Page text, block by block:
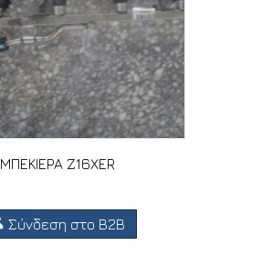
ΜΠΕΚΙΕΡΑ Z16XER
Σύνδεση στο B2B